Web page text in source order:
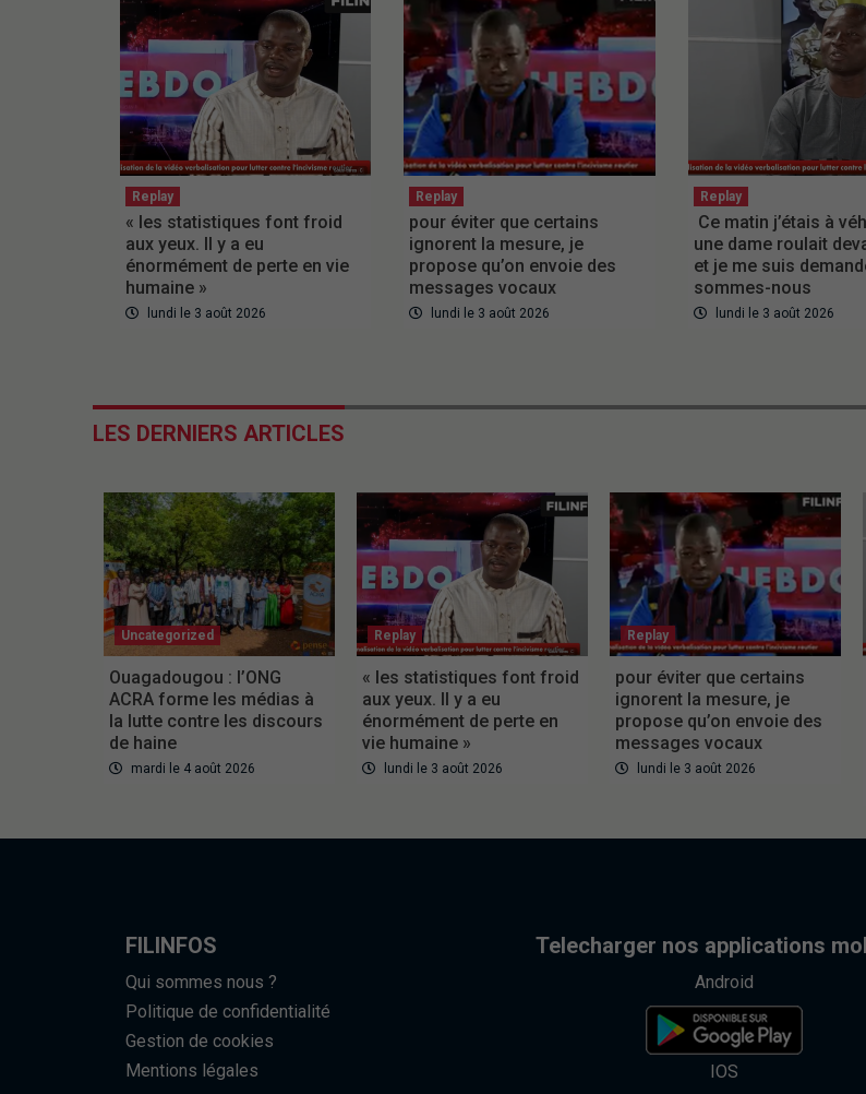
Replay
« les statistiques font froid
aux yeux. Il y a eu
énormément de perte en vie
humaine »
lundi le 3 août 2026
Replay
pour éviter que certains
ignorent la mesure, je
propose qu’on envoie des
messages vocaux
lundi le 3 août 2026
Replay
Ce matin j’étais à
une dame roulait
et je me suis
sommes-nous
lundi le 3 août 2026
LES DERNIERS ARTICLES
Uncategorized
Ouagadougou : l’ONG
ACRA forme les médias à
la lutte contre les discours
de haine
mardi le 4 août 2026
Replay
« les statistiques font froid
aux yeux. Il y a eu
énormément de perte en
vie humaine »
lundi le 3 août 2026
Replay
pour éviter que certains
ignorent la mesure, je
propose qu’on envoie des
messages vocaux
lundi le 3 août 2026
FILINFOS
Qui sommes nous ?
Politique de confidentialité
Gestion de cookies
Mentions légales
Telecharger nos applications
Android
IOS